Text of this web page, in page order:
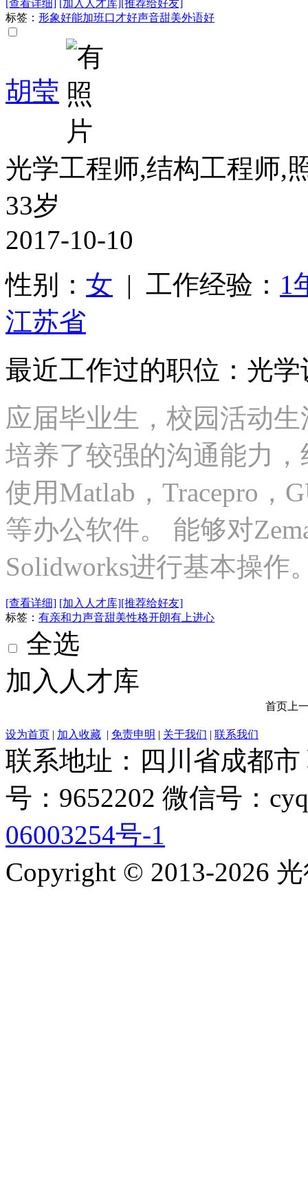
[查看详细] [加入人才库] [推荐给好友]
标签： 形象好能加班口才好声音甜美外语好
胡莹
光学工程师,结构工程师,
33岁
2017-10-10
性别： 女 | 工作经验： 1
江苏省
最近工作过的职位：光
应届毕业生，校园活动
培养了较强的沟通能力
使用Matlab，Tracepro，
等办公软件。 能够对
Solidworks进行基本操作
[查看详细] [加入人才库][推荐给好友]
标签： 有亲和力声音甜美性格开朗有上进心
全选
加入人才库
首页 上
设为首页 | 加入收藏 | 免责申明 | 关于我们 | 联系我们
联系地址：四川省成都市
号：9652202 微信号：
06003254号-1
Copyright © 2013-2026